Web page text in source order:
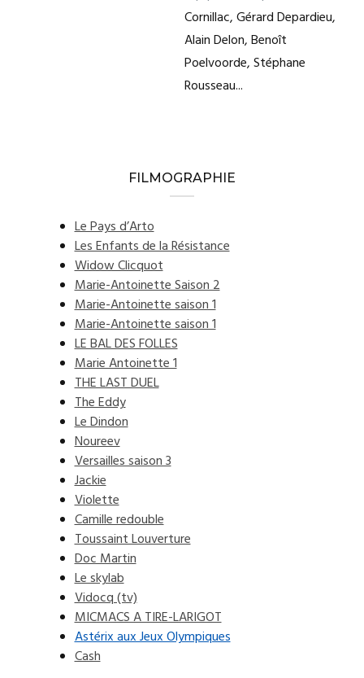
Cornillac, Gérard Depardieu,
Alain Delon, Benoît
Poelvoorde, Stéphane
Rousseau...
FILMOGRAPHIE
Le Pays d’Arto
Les Enfants de la Résistance
Widow Clicquot
Marie-Antoinette Saison 2
Marie-Antoinette saison 1
Marie-Antoinette saison 1
LE BAL DES FOLLES
Marie Antoinette 1
THE LAST DUEL
The Eddy
Le Dindon
Noureev
Versailles saison 3
Jackie
Violette
Camille redouble
Toussaint Louverture
Doc Martin
Le skylab
Vidocq (tv)
MICMACS A TIRE-LARIGOT
Astérix aux Jeux Olympiques
Cash